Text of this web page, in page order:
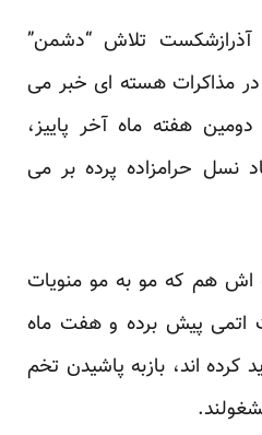
آذرازشکست تلاش “دشمن”
در مذاکرات هسته ای خبر می
هفته ماه آخر پاییز،
نسل حرامزاده پرده بر می
اش هم که مو به مو منویات
اتمی پیش برده و هفت ماه
کرده اند، بازبه پاشیدن تخم